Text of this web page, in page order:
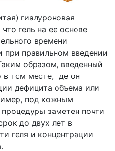
гиалуроновая
гель на ее основе
времени
при правильном введении
образом, введенный
том месте, где он
дефицита объема или
под кожным
заметен почти
до двух лет в
геля и концентрации